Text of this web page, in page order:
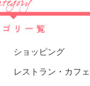
ショッピング
レストラン・カフェ